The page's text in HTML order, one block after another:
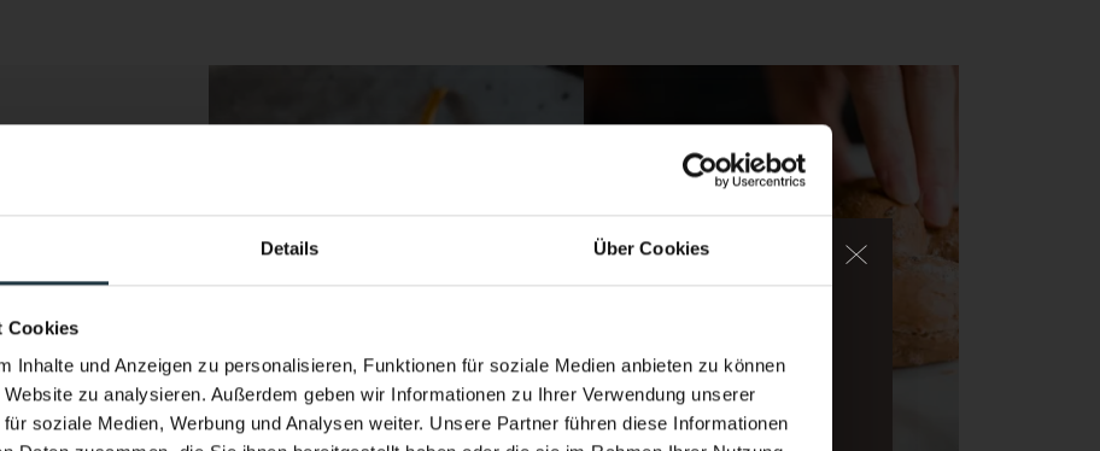
Details Über Cookies
Cookies
Inhalte und Anzeigen zu personalisieren, Funktionen für soziale Medien anbieten zu können
zu analysieren. Außerdem geben wir Informationen zu Ihrer Verwendung unserer
soziale Medien, Werbung und Analysen weiter. Unsere Partner führen diese Informationen
Ganzjährig beheizt. Mit Blick auf die hochalpine Bergwelt des
Pitztals.